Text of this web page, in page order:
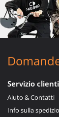
Servizio clienti
Aiuto & Contatti
Info sulla